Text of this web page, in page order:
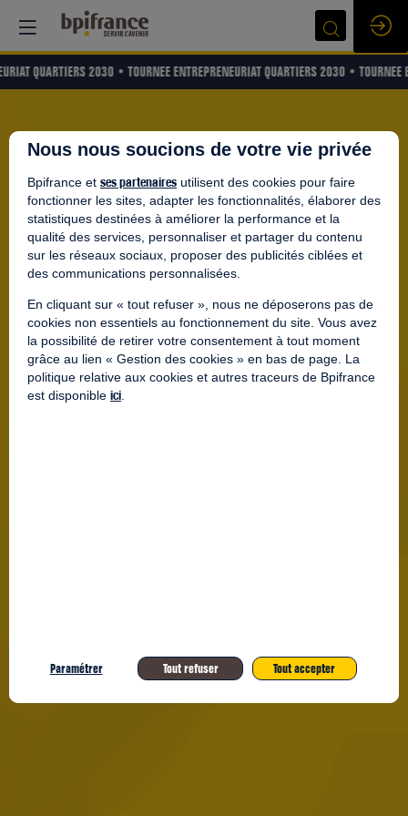
QUARTIERS 2030 • TOURNEE ENTREPRENEURIAT QUARTIERS 2030 •
Nous nous soucions de votre vie privée
Bpifrance et ses partenaires utilisent des cookies pour faire
fonctionner les sites, adapter les fonctionnalités, élaborer des
statistiques destinées à améliorer la performance et la
qualité des services, personnaliser et partager du contenu
sur les réseaux sociaux, proposer des publicités ciblées et
des communications personnalisées.
En cliquant sur « tout refuser », nous ne déposerons pas de
cookies non essentiels au fonctionnement du site. Vous avez
la possibilité de retirer votre consentement à tout moment
grâce au lien « Gestion des cookies » en bas de page. La
politique relative aux cookies et autres traceurs de Bpifrance
est disponible ici.
Paramétrer Tout refuser Tout accepter